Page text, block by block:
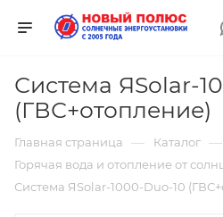
Система ЯSolar-
(ГВС+отопление)
Главная страница — Каталог —
Горячая вода и отопление от
Система ЯSolar-1000-Duo-10